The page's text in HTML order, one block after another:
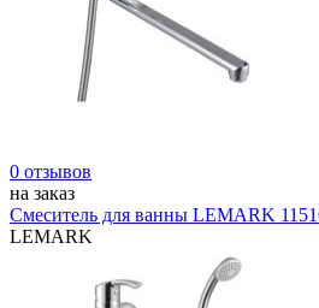
0 отзывов
на заказ
Смеситель для ванны LEMARK
LEMARK